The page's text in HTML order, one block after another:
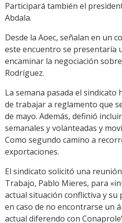
Participará también el
Abdala.
Desde la Aoec, señalan en un
este encuentro se presentaría
encaminar la negociación
Rodríguez.
La semana pasada el sindicato
de trabajar a reglamento que
de mayo. Además, definió
semanales y volanteadas y
Como segundo camino a
exportaciones.
El sindicato solicitó una
Trabajo, Pablo Mieres, para
actual situación conflictiva y
en caso de no encontrarse un
actual diferendo con